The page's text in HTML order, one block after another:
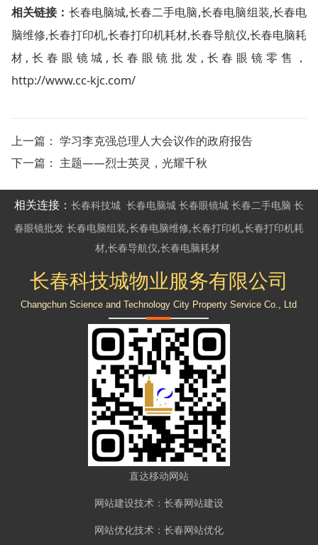
相关链接： 长春电脑城,长春二手电脑,长春电脑组装,长春电
脑维修,长春打印机,长春打印机耗材,长春导航仪,长春电脑耗
材 , 长春眼镜城 , 长春眼镜批发 , 长春眼镜零售 ，
http://www.cc-kjc.com/
上一篇： 学习李克强总理人大会议作的政府报告
下一篇： 主题——烈士英灵，光耀千秋
相关连接： 长春科技城 长春电脑城 长春眼镜城 长春二手电脑 长
春眼镜批发 长春电脑组装,长春电脑维修,长春打印机,长春打印机耗
材,长春导航仪,长春电脑耗材
长春科技城物业服务有限公司
Changchun Science and Technology City Property Service Co., Ltd
直达移动网站
网站建设技术： 长春网站建设
网站优化技术： 长春网站优化